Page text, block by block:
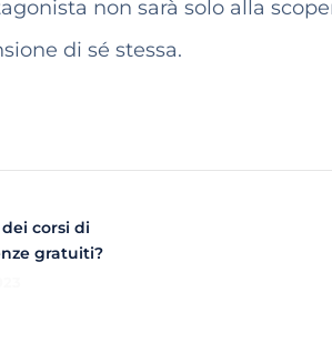
non sarà solo alla
di sé stessa.
corsi di
gratuiti?